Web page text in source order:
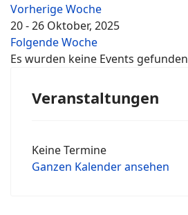
Vorherige Woche
20 - 26 Oktober, 2025
Folgende Woche
Es wurden keine Events gefunden
Veranstaltungen
Keine Termine
Ganzen Kalender ansehen